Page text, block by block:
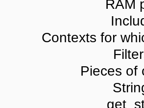
RAM
Contexts for
Pieces of